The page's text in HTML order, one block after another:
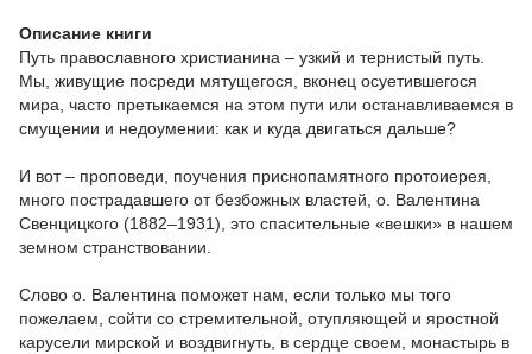
Описание книги
Путь православного христианина – узкий и тернистый путь.
Мы, живущие посреди мятущегося, вконец осуетившегося
мира, часто претыкаемся на этом пути или останавливаемся в
смущении и недоумении: как и куда двигаться дальше?
И вот – проповеди, поучения приснопамятного протоиерея,
много пострадавшего от безбожных властей, о. Валентина
Свенцицкого (1882–1931), это спасительные «вешки» в нашем
земном странствовании.
Слово о. Валентина поможет нам, если только мы того
пожелаем, сойти со стремительной, отупляющей и яростной
карусели мирской и воздвигнуть, в сердце своем, монастырь в